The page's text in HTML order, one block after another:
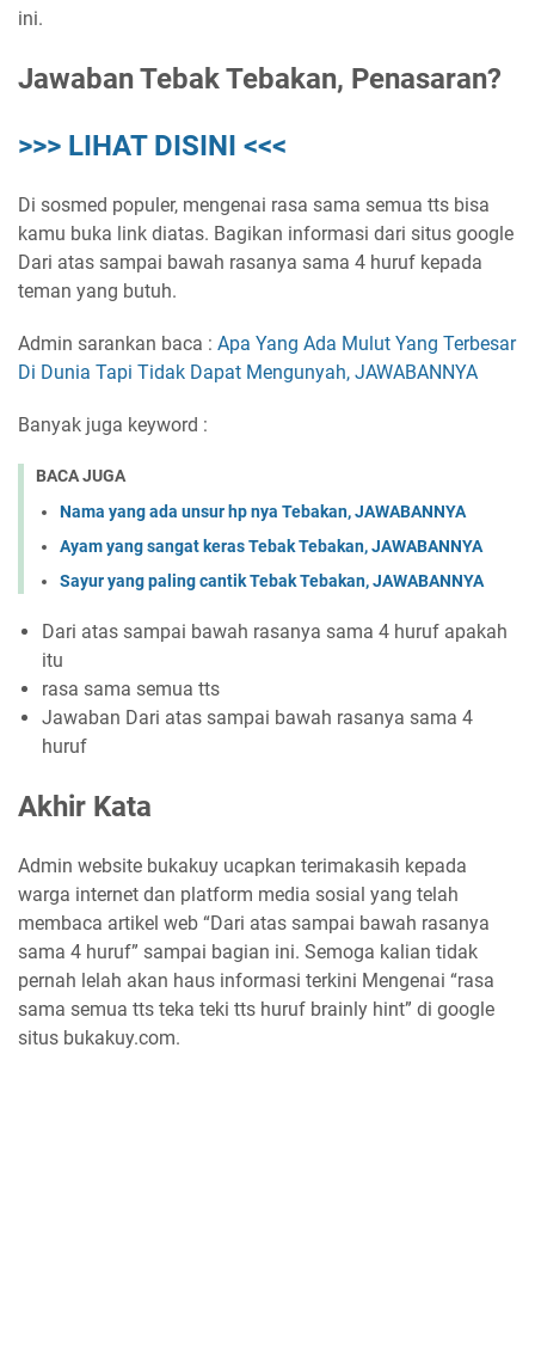
ini.
Jawaban Tebak Tebakan, Penasaran?
>>> LIHAT DISINI <<<
Di sosmed populer, mengenai rasa sama semua tts bisa
kamu buka link diatas. Bagikan informasi dari situs google
Dari atas sampai bawah rasanya sama 4 huruf kepada
teman yang butuh.
Admin sarankan baca : Apa Yang Ada Mulut Yang Terbesar
Di Dunia Tapi Tidak Dapat Mengunyah, JAWABANNYA
Banyak juga keyword :
BACA JUGA
Nama yang ada unsur hp nya Tebakan, JAWABANNYA
Ayam yang sangat keras Tebak Tebakan, JAWABANNYA
Sayur yang paling cantik Tebak Tebakan, JAWABANNYA
Dari atas sampai bawah rasanya sama 4 huruf apakah
itu
rasa sama semua tts
Jawaban Dari atas sampai bawah rasanya sama 4
huruf
Akhir Kata
Admin website bukakuy ucapkan terimakasih kepada
warga internet dan platform media sosial yang telah
membaca artikel web “Dari atas sampai bawah rasanya
sama 4 huruf” sampai bagian ini. Semoga kalian tidak
pernah lelah akan haus informasi terkini Mengenai “rasa
sama semua tts teka teki tts huruf brainly hint” di google
situs bukakuy.com.